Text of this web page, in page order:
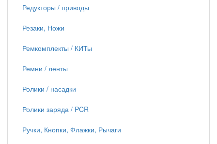
Редукторы / приводы
Резаки, Ножи
Ремкомплекты / КИТы
Ремни / ленты
Ролики / насадки
Ролики заряда / PCR
Ручки, Кнопки, Флажки, Рычаги